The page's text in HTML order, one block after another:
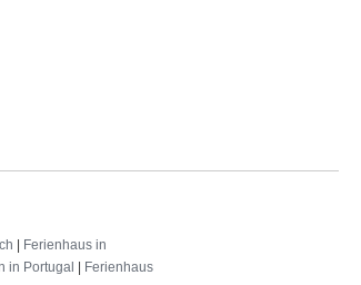
Ferienhaus in
in Portugal
Ferienhaus